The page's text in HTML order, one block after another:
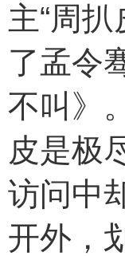
主“周
了孟令
不叫》
皮是极
访问中
开外，